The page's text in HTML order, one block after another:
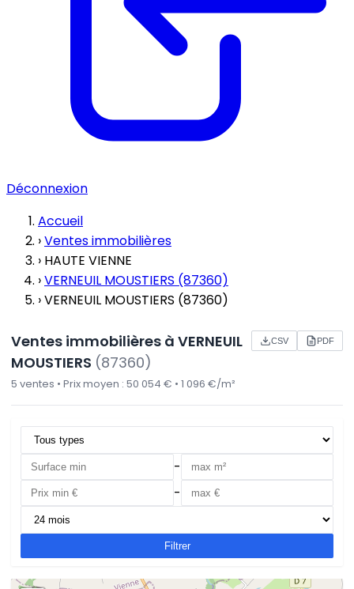
Déconnexion
Accueil
›Ventes immobilières
› HAUTE VIENNE
›VERNEUIL MOUSTIERS (87360)
›VERNEUIL MOUSTIERS (87360)
Ventes immobilières à VERNEUIL
MOUSTIERS (87360)
5 ventes • Prix moyen : 50 054 € • 1 096 €/m²
CSV PDF
-
-
Filtrer